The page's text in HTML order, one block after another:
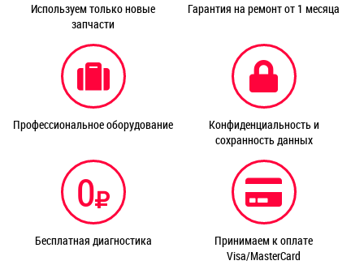
Используем только новые
запчасти
Гарантия на ремонт от 1 месяца
Профессиональное оборудование
Конфиденциальность и
сохранность данных
0
Бесплатная диагностика
Принимаем к оплате
Visa/MasterCard